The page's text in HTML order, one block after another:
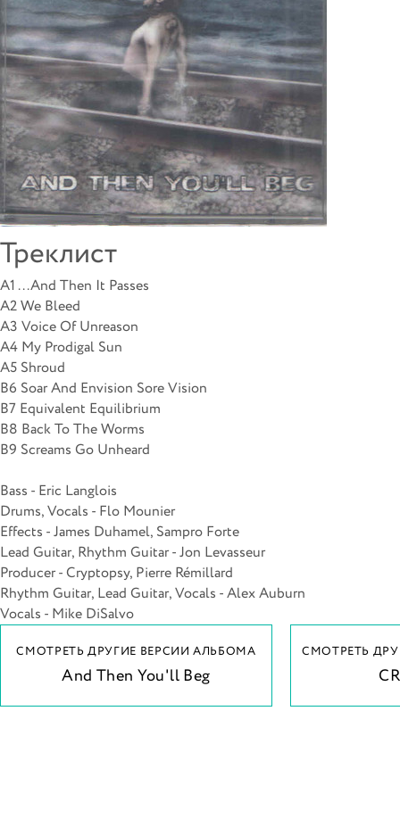
Треклист
A1 ...And Then It Passes
A2 We Bleed
A3 Voice Of Unreason
A4 My Prodigal Sun
A5 Shroud
B6 Soar And Envision Sore Vision
B7 Equivalent Equilibrium
B8 Back To The Worms
B9 Screams Go Unheard
Bass - Eric Langlois
Drums, Vocals - Flo Mounier
Effects - James Duhamel, Sampro Forte
Lead Guitar, Rhythm Guitar - Jon Levasseur
Producer - Cryptopsy, Pierre Rémillard
Rhythm Guitar, Lead Guitar, Vocals - Alex Auburn
Vocals - Mike DiSalvo
СМОТРЕТЬ ДРУГИЕ ВЕРСИИ АЛЬБОМА
And Then You'll Beg
СМОТРЕТЬ